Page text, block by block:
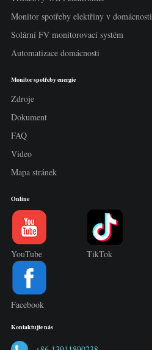
Monitor spotřeby elektřiny v domácnosti
Solární FV monitorovací systém
Automatizace domácnosti
Monitor spotřeby energie
Zdroje
Dokument
FAQ
Video
Mapa stránek
Online
YouTube TikTok
Facebook
Kontaktujte nás